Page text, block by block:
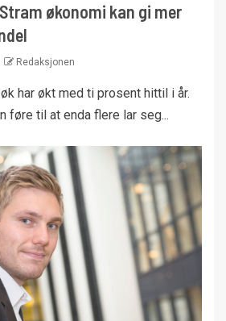
økonomi kan gi mer
Redaksjonen
har økt med ti prosent hittil i år.
føre til at enda flere lar seg...